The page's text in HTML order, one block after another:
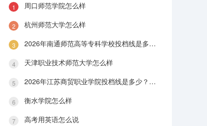
周口师范学院怎么样
杭州师范大学怎么样
2026年南通师范高等专科学校投档线是多少？分数线、费用与入学攻略
天津职业技术师范大学怎么样
2026年江苏商贸职业学院投档线是多少？分数线、费用与入学攻略
衡水学院怎么样
高考用英语怎么说